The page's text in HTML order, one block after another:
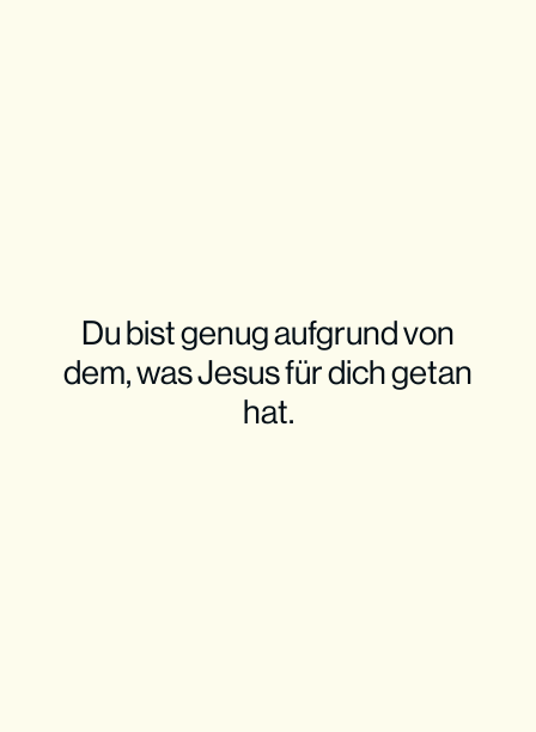
Du bist genug aufgrund von
dem, was Jesus für dich getan
hat.